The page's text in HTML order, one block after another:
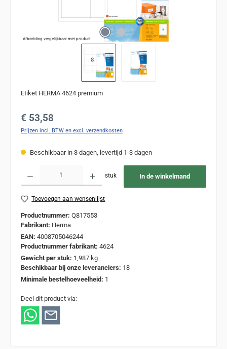
Afbeelding vergelijkbaar met product
Etiket HERMA 4624 premium
Normale prijs:
€ 53,58
Prijzen incl. BTW en excl. verzendkosten
Beschikbaar in 3 dagen, levertijd 1-3 dagen
stuk In de winkelmand
Toevoegen aan wensenlijst
Productnummer: Q817553
Fabrikant: Herma
EAN: 4008705046244
Productnummer fabrikant: 4624
Gewicht per stuk: 1,987 kg
Beschikbaar bij onze leveranciers: 18
Minimale bestelhoeveelheid: 1
Deel dit product via: